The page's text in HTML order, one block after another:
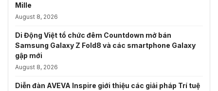
Mille
August 8, 2026
Di Động Việt tổ chức đêm Countdown mở bán
Samsung Galaxy Z Fold8 và các smartphone Galaxy
gập mới
August 8, 2026
Diễn đàn AVEVA Inspire giới thiệu các giải pháp Trí tuệ